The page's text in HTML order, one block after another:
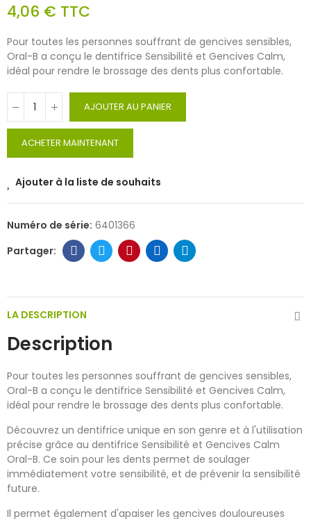
4,06 € TTC
Pour toutes les personnes souffrant de gencives sensibles,
Oral-B a conçu le dentifrice Sensibilité et Gencives Calm,
idéal pour rendre le brossage des dents plus confortable.
AJOUTER AU PANIER
ACHETER MAINTENANT
Ajouter à la liste de souhaits
Numéro de série: 6401366
LA DESCRIPTION
Description
Pour toutes les personnes souffrant de gencives sensibles,
Oral-B a conçu le dentifrice Sensibilité et Gencives Calm,
idéal pour rendre le brossage des dents plus confortable.
Découvrez un dentifrice unique en son genre et à l'utilisation
précise grâce au dentifrice Sensibilité et Gencives Calm
Oral-B. Ce soin pour les dents permet de soulager
immédiatement votre sensibilité, et de prévenir la sensibilité
future.
Il permet également d'apaiser les gencives douloureuses